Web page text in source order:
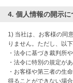
4. 個人情報の開示に
1) 当社は、お客様の同
りません。ただし、以
・法令に基づき裁判所
・法令に特別の規定が
・お客様や第三者の生
得ることができない場合